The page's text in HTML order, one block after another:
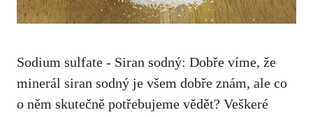
Sodium sulfate ⁤- ‍Siran sodný: Dobře víme, ⁣že
minerál siran sodný ​je všem dobře znám, ale co
⁢o něm skutečně potřebujeme vědět? Veškeré⁢